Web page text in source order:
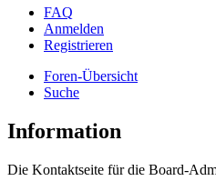
FAQ
Anmelden
Registrieren
Foren-Übersicht
Suche
Information
Die Kontaktseite für die Board-